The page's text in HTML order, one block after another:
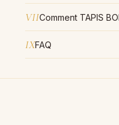
VIIComment TAPIS
IXFAQ